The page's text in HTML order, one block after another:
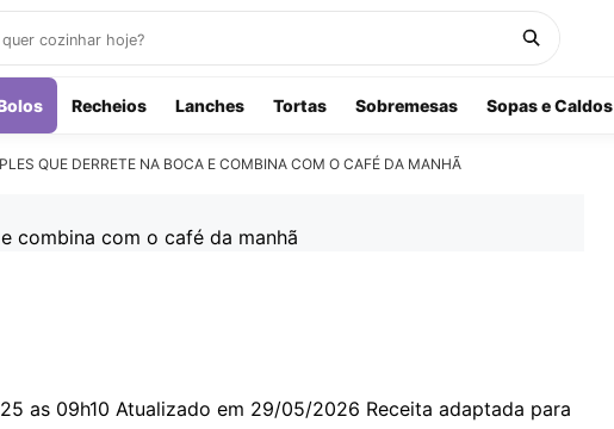
Recheios Lanches Tortas Sobremesas Sopas e Caldos
QUE DERRETE NA BOCA E COMBINA COM O CAFÉ DA MANHÃ
as 09h10 Atualizado em 29/05/2026 Receita adaptada para